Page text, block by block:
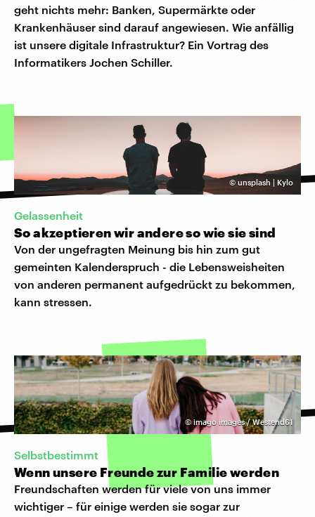
geht nichts mehr: Banken, Supermärkte oder
Krankenhäuser sind darauf angewiesen. Wie anfällig
ist unsere digitale Infrastruktur? Ein Vortrag des
Informatikers Jochen Schiller.
©unsplash | Kylo
Gelassenheit
So akzeptieren wir andere so wie sie sind
Von der ungefragten Meinung bis hin zum gut
gemeinten Kalenderspruch - die Lebensweisheiten
von anderen permanent aufgedrückt zu bekommen,
kann stressen.
©imago images / Westend61
Selbstbestimmt
Wenn unsere Freunde zur Familie werden
Freundschaften werden für viele von uns immer
wichtiger – für einige werden sie sogar zur